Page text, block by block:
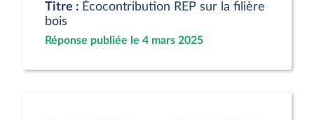
Titre : Écocontribution REP sur la filière
bois
Réponse publiée le 4 mars 2025